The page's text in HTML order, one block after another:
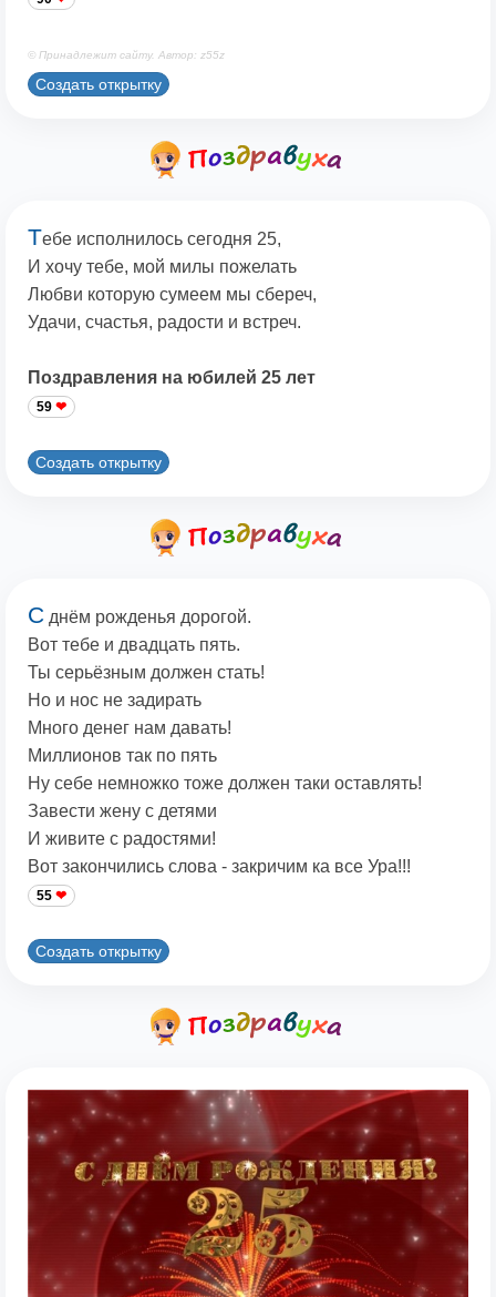
© Принадлежит сайту. Автор: z55z
Создать открытку
Тебе исполнилось сегодня 25,
И хочу тебе, мой милы пожелать
Любви которую сумеем мы сбереч,
Удачи, счастья, радости и встреч.
Поздравления на юбилей 25 лет
59
Создать открытку
С днём рожденья дорогой.
Вот тебе и двадцать пять.
Ты серьёзным должен стать!
Но и нос не задирать
Много денег нам давать!
Миллионов так по пять
Ну себе немножко тоже должен таки оставлять!
Завести жену с детями
И живите с радостями!
Вот закончились слова - закричим ка все Ура!!!
55
Создать открытку